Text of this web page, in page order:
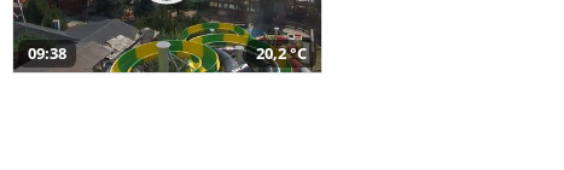
09:38 20,2 °C